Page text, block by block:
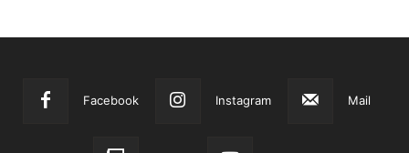
Facebook Instagram Mail